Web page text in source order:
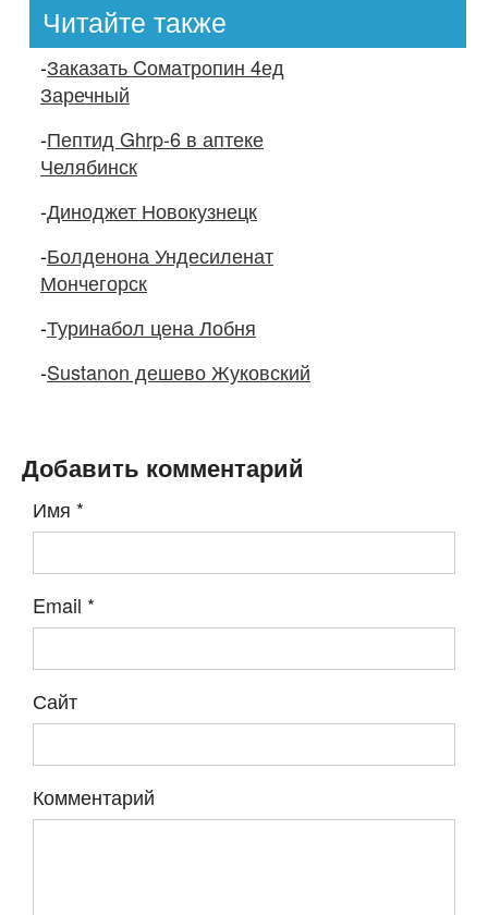
Читайте также
-Заказать Cоматропин 4ед
Заречный
-Пептид Ghrp-6 в аптеке
Челябинск
-Диноджет Новокузнецк
-Болденона Ундесиленат
Мончегорск
-Туринабол цена Лобня
-Sustanon дешево Жуковский
Добавить комментарий
Имя *
Email *
Сайт
Комментарий